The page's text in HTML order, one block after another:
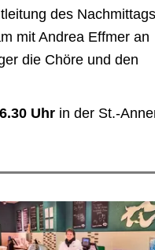
des Nachmittags
mit Andrea Effmer an
die Chöre und den
Uhr in der St.-